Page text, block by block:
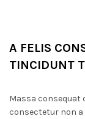
A FELIS
TINCIDUNT
Massa consequat
consectetur non